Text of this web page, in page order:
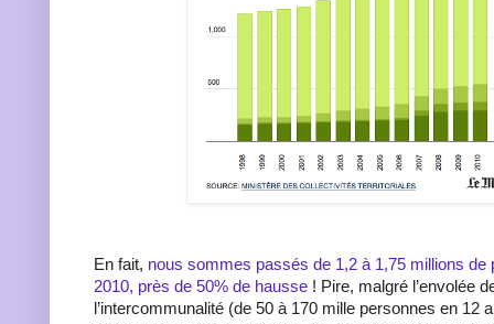
En fait, nous sommes passés de 1,2 à 1,75 millions de
2010, près de 50% de hausse ! Pire, malgré l’envolée
l’intercommunalité (de 50 à 170 mille personnes en 12